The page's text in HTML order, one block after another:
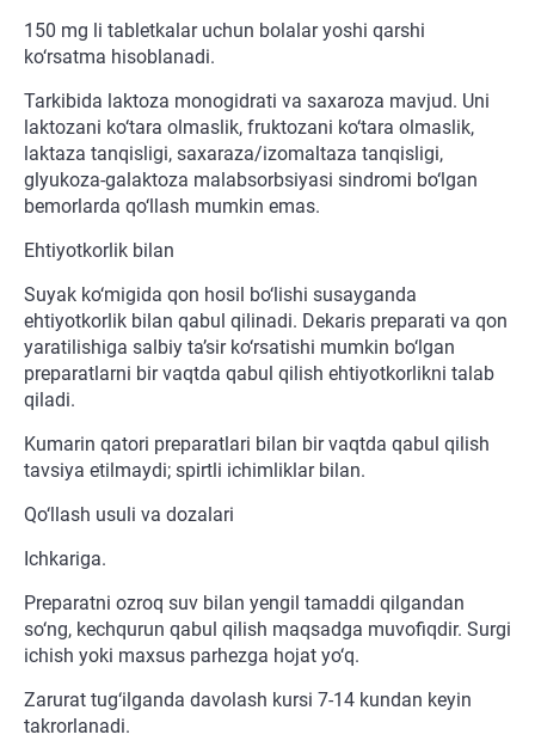
150 mg li tabletkalar uchun bolalar yoshi qarshi
ko‘rsatma hisoblanadi.
Tarkibida laktoza monogidrati va saxaroza mavjud. Uni
laktozani ko‘tara olmaslik, fruktozani ko‘tara olmaslik,
laktaza tanqisligi, saxaraza/izomaltaza tanqisligi,
glyukoza-galaktoza malabsorbsiyasi sindromi bo‘lgan
bemorlarda qo‘llash mumkin emas.
Ehtiyotkorlik bilan
Suyak ko‘migida qon hosil bo‘lishi susayganda
ehtiyotkorlik bilan qabul qilinadi. Dekaris preparati va qon
yaratilishiga salbiy ta’sir ko‘rsatishi mumkin bo‘lgan
preparatlarni bir vaqtda qabul qilish ehtiyotkorlikni talab
qiladi.
Kumarin qatori preparatlari bilan bir vaqtda qabul qilish
tavsiya etilmaydi; spirtli ichimliklar bilan.
Qo‘llash usuli va dozalari
Ichkariga.
Preparatni ozroq suv bilan yengil tamaddi qilgandan
so‘ng, kechqurun qabul qilish maqsadga muvofiqdir. Surgi
ichish yoki maxsus parhezga hojat yo‘q.
Zarurat tug‘ilganda davolash kursi 7-14 kundan keyin
takrorlanadi.